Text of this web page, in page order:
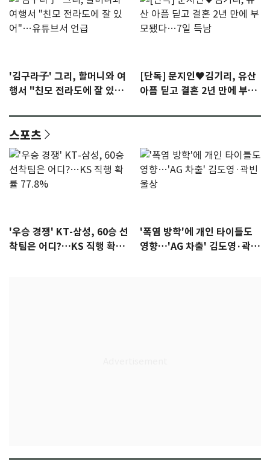
'김구라子' 그리, 할머니와 여
행서 "친모 전라도에 잘 있
[단독] 문지인♥김기리, 유산
아픔 딛고 결혼 2년 만에 부모
스포츠
'우승 경쟁' KT-삼성, 60승 선
착팀은 어디?…KS 직행 확률
'폭염 방학'에 개인 타이틀도
영향…'AG 차출' 김도영·곽빈